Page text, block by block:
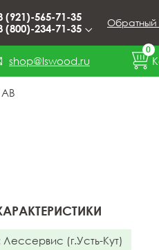
(921)-565-71-35
(800)-234-71-35
Обратный
shop@lswood.ru
0
АВ
Лессервис (г.Усть-Кут)